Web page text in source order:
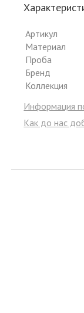
Артикул
Материал
Проба
Бренд
Коллекция
Информация
Как до нас